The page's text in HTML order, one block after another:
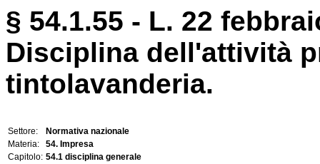
§ 54.1.55 - L. 22
Disciplina dell'attività
tintolavanderia.
Settore:
Normativa nazionale
Materia:
54. Impresa
Capitolo: 54.1 disciplina generale